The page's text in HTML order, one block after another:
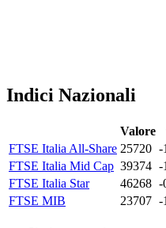
Indici Nazionali
Valore
FTSE Italia All-Share 25720 -
FTSE Italia Mid Cap 39374 -
FTSE Italia Star
46268 -
FTSE MIB
23707 -